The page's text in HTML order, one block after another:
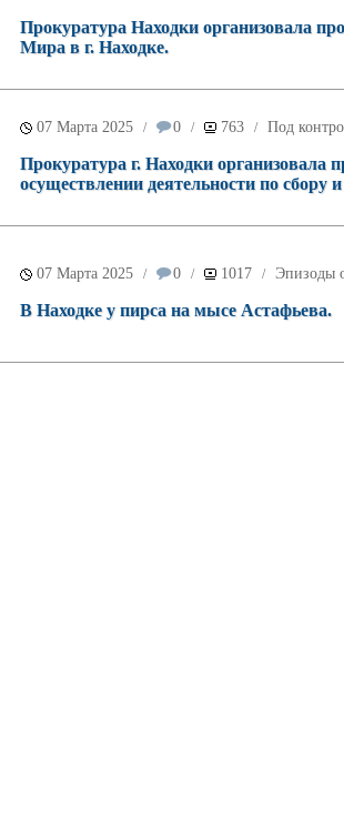
Прокуратура Находки организовала
Мира в г. Находке.
07 Марта 2025 / 0 / 763 / Под
Прокуратура г. Находки организовала
осуществлении деятельности по
07 Марта 2025 / 0 / 1017 / Эпизоды
В Находке у пирса на мысе Астафьева.